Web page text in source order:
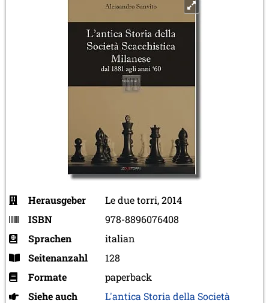
Herausgeber
Le due torri, 2014
ISBN
978-8896076408
Sprachen
italian
Seitenanzahl
128
Formate
paperback
Siehe auch
L'antica Storia della Società